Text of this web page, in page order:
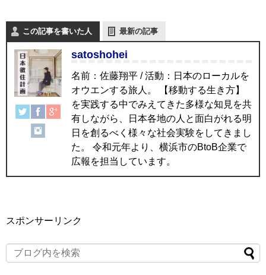
この記事を書いた人 最新の記事
satoshohei
名前：佐藤翔平 / 活動：日本のローカルを
オウエンする旅人。 【移動する生き方】
を実践する中でみえてきた多様な知見を共
有しながら、日本各地の人と面白がれる明
日を創るべく様々な社会実験をしてきまし
た。 令和元年より、横浜市のBtoB企業で
広報を担当しています。
スポンサーリンク